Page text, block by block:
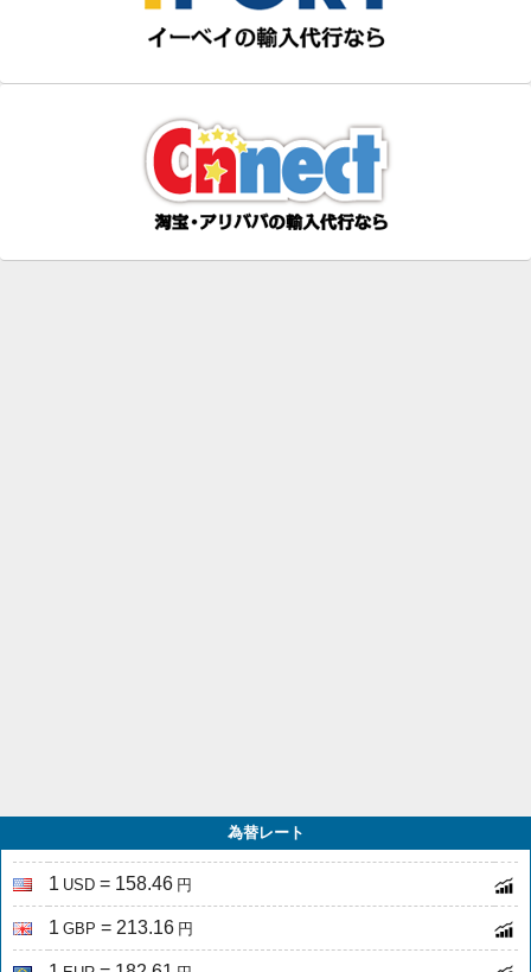
為替レート
1 USD = 158.46 円
1 GBP = 213.16 円